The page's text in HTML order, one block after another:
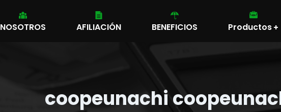
NOSOTROS AFILIACIÓN BENEFICIOS Productos
coopeunachi